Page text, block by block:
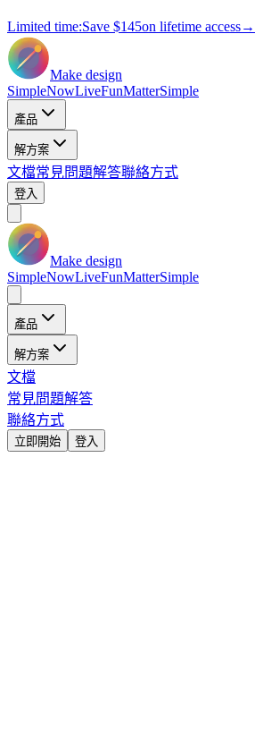
Limited time:Save $145on lifetime access→
Make design
SimpleNowLiveFunMatterSimple
產品
解方案
文檔常見問題解答聯絡方式
登入
Make design
SimpleNowLiveFunMatterSimple
產品
解方案
文檔
常見問題解答
聯絡方式
立即開始 登入